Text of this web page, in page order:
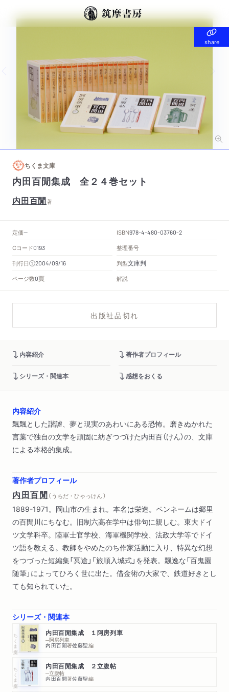
share
share
Previous slide
ちくま文庫
内田百閒集成 全２４巻セット
内田百閒著
定価-- ISBN978-4-480-03760-2
Cコード0193
整理番号
刊行日
2004/09/16 判型文庫判
ページ数0頁 解説
出版社品切れ
内容紹介 著作者プロフィール
シリーズ・関連本 感想をおくる
内容紹介
飄飄とした諧謔、夢と現実のあわいにある恐怖。磨きぬかれた
言葉で独自の文学を頑固に紡ぎつづけた内田百（けん）の、文庫
による本格的集成。
著作者プロフィール
内田百閒（ うちだ・ひゃっけん ）
1889-1971。岡山市の生まれ。本名は栄造。ペンネームは郷里
の百閒川にちなむ。旧制六高在学中は俳句に親しむ。東大ドイ
ツ文学科卒。陸軍士官学校、海軍機関学校、法政大学等でドイ
ツ語を教える。教師をやめたのち作家活動に入り、特異な幻想
をつづった短編集「冥途」「旅順入城式」を発表。飄逸な「百鬼園
随筆」によってひろく世に出た。借金術の大家で、鉄道好きとし
ても知られていた。
シリーズ・関連本
ちくま文庫 内田百閒集成 １阿房列車
─阿房列車
内田百閒著佐藤聖編
ちくま文庫 内田百閒集成 ２立腹帖
─立腹帖
内田百閒著佐藤聖編